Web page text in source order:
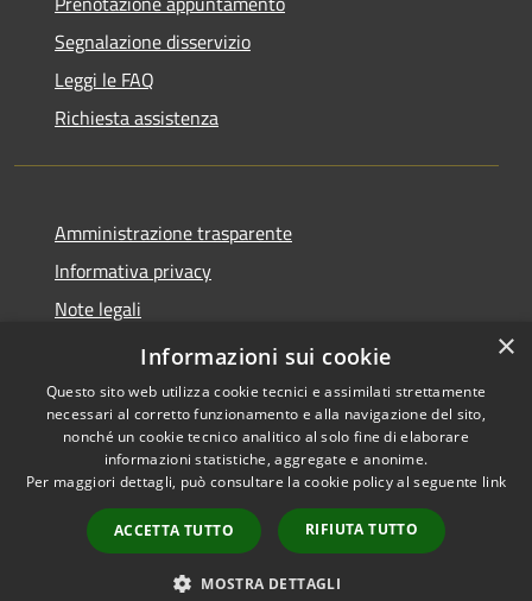
Segnalazione disservizio
Leggi le FAQ
Richiesta assistenza
Amministrazione trasparente
Informativa privacy
Note legali
Dichiarazione di accessibilità
Accessibilità
Copyright © 2026 • Comune di
Carovigno • Powered by
Municipium•
Accesso
redazione
×
Informazioni sui cookie
Questo sito web utilizza cookie tecnici e assimilati strettamente
necessari al corretto funzionamento e alla navigazione del sito,
nonché un cookie tecnico analitico al solo fine di elaborare
informazioni statistiche, aggregate e anonime.
Per maggiori dettagli, può consultare la cookie policy al seguente link
ACCETTA TUTTO RIFIUTA TUTTO
MOSTRA DETTAGLI